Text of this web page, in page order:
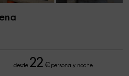
desde 22 €persona y noche